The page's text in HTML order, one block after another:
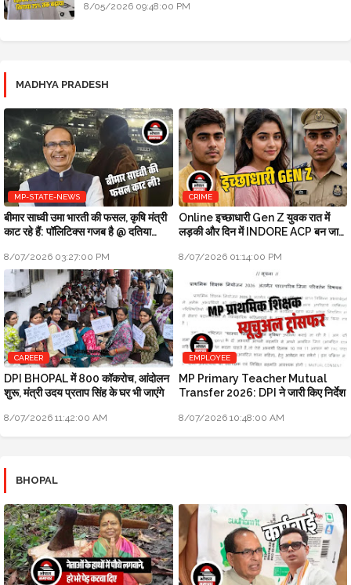
8/05/2026 09:48:00 PM
MADHYA PRADESH
MP-STATE-NEWS
बीमार साध्वी उमा भारती की फसल, कृषि मंत्री
काट रहे हैं: पॉलिटिक्स गजब है @ दतिया
8/07/2026 03:27:00 PM
CRIME
Online इच्छाधारी Gen Z युवक रात में
लड़की और दिन में INDORE ACP बन जाता
8/07/2026 01:14:00 PM
CAREER
DPI BHOPAL में 800 कॉकरोच, आंदोलन
शुरू, मंत्री उदय प्रताप सिंह के घर भी जाएंगे
8/07/2026 11:42:00 AM
EMPLOYEE
MP Primary Teacher Mutual
Transfer 2026: DPI ने जारी किए निर्देश
8/07/2026 10:48:00 AM
BHOPAL